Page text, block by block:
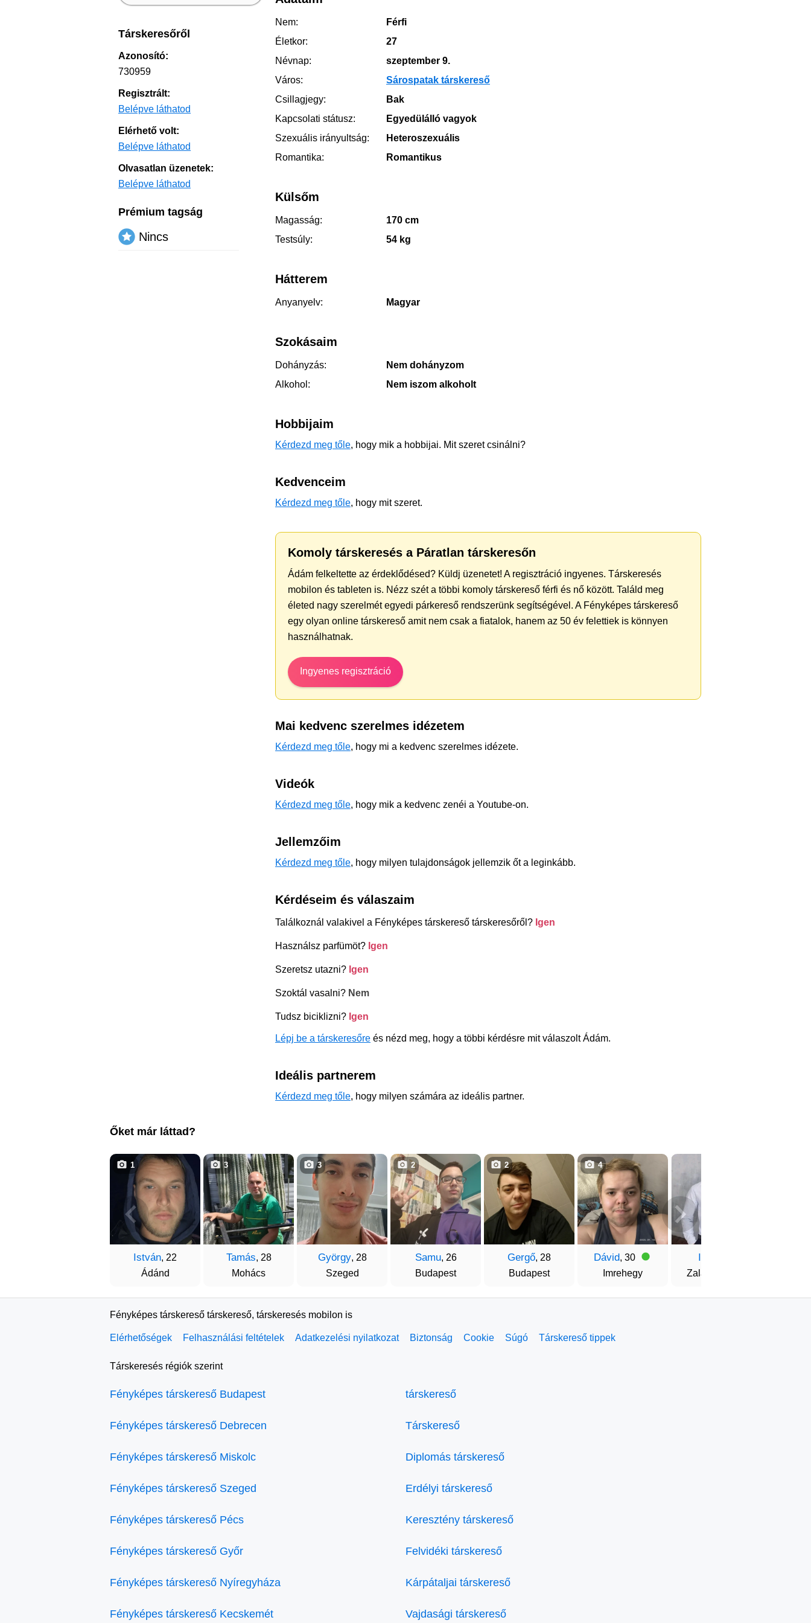
Nem:
Férfi
Életkor:
27
Névnap:
szeptember 9.
Város:
Sárospatak társkereső
Csillagjegy:
Bak
Kapcsolati státusz:
Egyedülálló vagyok
Szexuális irányultság:
Heteroszexuális
Romantika:
Romantikus
Külsőm
Magasság:
170 cm
Testsúly:
54 kg
Hátterem
Anyanyelv: Magyar
Szokásaim
Dohányzás:
Nem dohányzom
Alkohol:
Nem iszom alkoholt
Hobbijaim
Kérdezd meg tőle, hogy mik a hobbijai. Mit szeret csinálni?
Kedvenceim
Kérdezd meg tőle, hogy mit szeret.
Komoly társkeresés a Páratlan társkeresőn
Ádám felkeltette az érdeklődésed? Küldj üzenetet! A regisztráció ingyenes. Társkeresés
mobilon és tableten is. Nézz szét a többi komoly társkereső férfi és nő között. Találd meg
életed nagy szerelmét egyedi párkereső rendszerünk segítségével. A Fényképes társkereső
egy olyan online társkereső amit nem csak a fiatalok, hanem az 50 év felettiek is könnyen
használhatnak.
Ingyenes regisztráció
Mai kedvenc szerelmes idézetem
Kérdezd meg tőle, hogy mi a kedvenc szerelmes idézete.
Videók
Kérdezd meg tőle, hogy mik a kedvenc zenéi a Youtube-on.
Jellemzőim
Kérdezd meg tőle, hogy milyen tulajdonságok jellemzik őt a leginkább.
Kérdéseim és válaszaim
Találkoznál valakivel a Fényképes társkereső társkeresőről? Igen
Használsz parfümöt? Igen
Szeretsz utazni? Igen
Szoktál vasalni? Nem
Tudsz biciklizni? Igen
Lépj be a társkeresőre és nézd meg, hogy a többi kérdésre mit válaszolt Ádám.
Ideális partnerem
Kérdezd meg tőle, hogy milyen számára az ideális partner.
Társkeresőről
Azonosító:
730959
Regisztrált:
Belépve láthatod
Elérhető volt:
Belépve láthatod
Olvasatlan üzenetek:
Belépve láthatod
Prémium tagság
Nincs
Őket már láttad?
István, 22
Ádánd
1
Tamás, 28
Mohács
3
György, 28
Szeged
3
Samu, 26
Budapest
2
Gergő, 28
Budapest
2
Dávid, 30
Imrehegy
4
Imre
Zalaegerszeg
Fényképes társkereső társkereső, társkeresés mobilon is
Elérhetőségek Felhasználási feltételek Adatkezelési nyilatkozat Biztonság Cookie Súgó Társkereső tippek
Társkeresés régiók szerint
Fényképes társkereső Budapest
Fényképes társkereső Debrecen
Fényképes társkereső Miskolc
Fényképes társkereső Szeged
Fényképes társkereső Pécs
Fényképes társkereső Győr
Fényképes társkereső Nyíregyháza
Fényképes társkereső Kecskemét
társkereső
Társkereső
Diplomás társkereső
Erdélyi társkereső
Keresztény társkereső
Felvidéki társkereső
Kárpátaljai társkereső
Vajdasági társkereső